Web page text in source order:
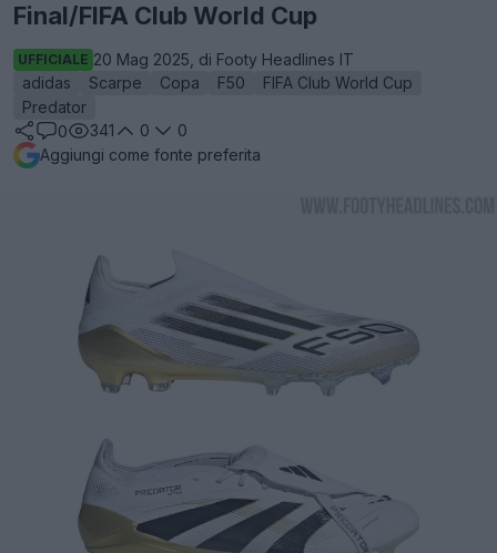
Final/FIFA Club World Cup
UFFICIALE 20 Mag 2025, di Footy Headlines IT
adidas
Scarpe Copa F50
FIFA Club World Cup
Predator
0
341 0
0
Aggiungi come fonte preferita